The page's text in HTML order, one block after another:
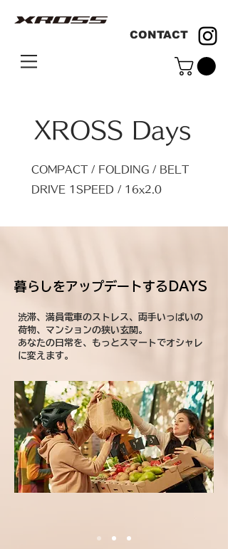
CONTACT
XROSS Days
COMPACT / FOLDING / BELT
DRIVE 1SPEED / 16x2.0
暮らしをアップデートするDAYS
渋滞、満員電車のストレス、両手いっぱいの
荷物、マンションの狭い玄関。
あなたの日常を、もっとスマートでオシャレ
に変えます。